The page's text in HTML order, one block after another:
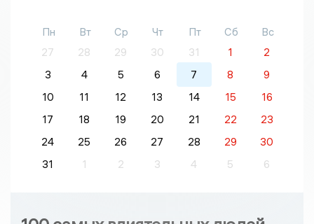
Пн Вт Ср Чт Пт Сб
Вс
27
28 29 30 31 1
2
3
4 5 6 7 8
9
10
11 12 13 14 15
16
17
18 19 20 21 22
23
24
25 26 27 28 29
30
31
1 2 3 4 5 6